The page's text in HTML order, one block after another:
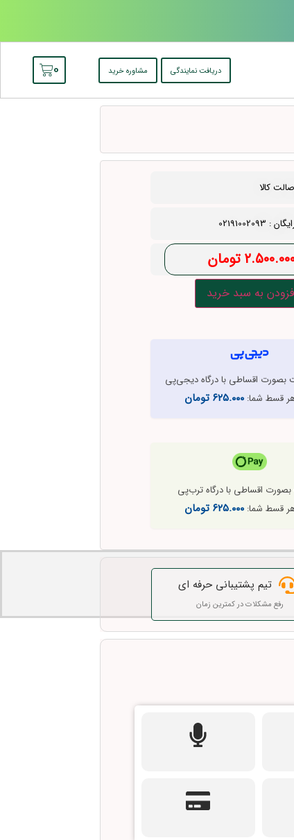
دریافت نمایندگی مشاوره خرید 0
کالا
تومان
به سبد خرید
بصورت اقساطی با درگاه دیجی‌پی
قسط شما: ۶۲۵.۰۰۰ تومان
اقساطی با درگاه ترب‌پی
قسط شما: ۶۲۵.۰۰۰ تومان
تیم پشتیبانی حرفه ای
رفع مشکلات در کمترین زمان